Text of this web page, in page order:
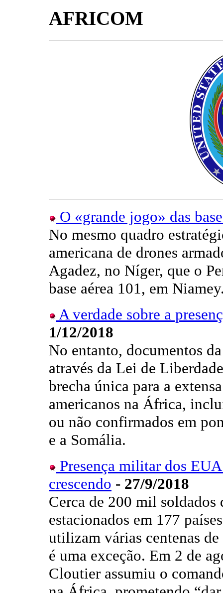
AFRICOM
O «grande jogo» das
No mesmo quadro
americana de drones
Agadez, no Níger, que o
base aérea 101, em
A verdade sobre a
1/12/2018
No entanto, documentos
através da Lei de
brecha única para a
americanos na África,
ou não confirmados em
e a Somália.
Presença militar dos
crescendo - 27/9/2018
Cerca de 200 mil soldados
estacionados em 177
utilizam várias centenas
é uma exceção. Em 2 de
Cloutier assumiu o